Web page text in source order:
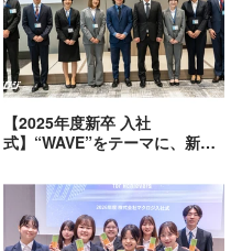
【2025年度新卒 入社
式】“WAVE”をテーマに、新卒
✨